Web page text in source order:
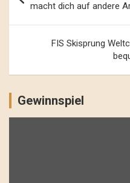
macht dich auf andere
FIS Skisprung
Gewinnspiel